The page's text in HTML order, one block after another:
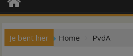
Je bent hier Home PvdA